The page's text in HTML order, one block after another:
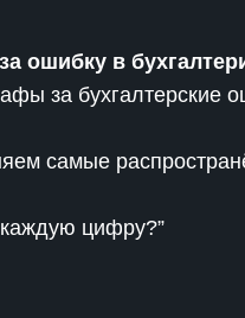
ошибку в
за бухгалтерские
самые
цифру?”